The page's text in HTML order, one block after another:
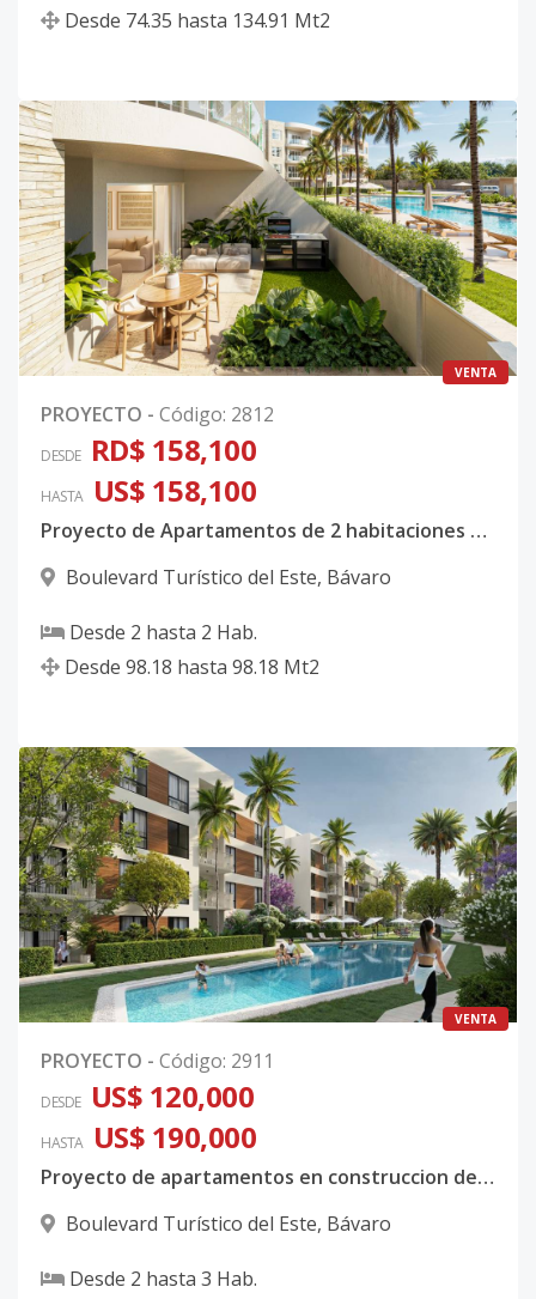
Desde 74.35 hasta 134.91 Mt2
VENTA
PROYECTO - Código: 2812
DESDE RD$ 158,100
HASTA US$ 158,100
Proyecto de Apartamentos de 2 habitaciones en Punta Cana
Boulevard Turístico del Este, Bávaro
Desde 2 hasta 2 Hab.
Desde 98.18 hasta 98.18 Mt2
VENTA
PROYECTO - Código: 2911
DESDE US$ 120,000
HASTA US$ 190,000
Proyecto de apartamentos en construccion de 2 habitaciones en Bavaro Punta Cana
Boulevard Turístico del Este, Bávaro
Desde 2 hasta 3 Hab.